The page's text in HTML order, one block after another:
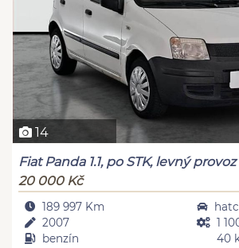
14
Fiat Panda 1.1, po STK, levný provoz
20 000 Kč
189 997 Km
2007
benzín
1
40